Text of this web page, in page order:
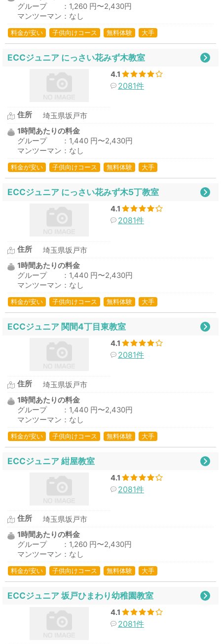
グループ ：1,260 円〜2,430円
マンツーマン：なし
料金が安い 子供向けコース 無料体験 大手
ECCジュニア にっさい花みず木教室
4.1
2081件
住所
埼玉県坂戸市
1時間あたりの料金
グループ ：1,440 円〜2,430円
マンツーマン：なし
料金が安い 子供向けコース 無料体験 大手
ECCジュニア にっさい花みず木5丁教室
4.1
2081件
住所
埼玉県坂戸市
1時間あたりの料金
グループ ：1,440 円〜2,430円
マンツーマン：なし
料金が安い 子供向けコース 無料体験 大手
ECCジュニア 関間4丁目東教室
4.1
2081件
住所
埼玉県坂戸市
1時間あたりの料金
グループ ：1,440 円〜2,430円
マンツーマン：なし
料金が安い 子供向けコース 無料体験 大手
ECCジュニア 紺屋教室
4.1
2081件
住所
埼玉県坂戸市
1時間あたりの料金
グループ ：1,260 円〜2,430円
マンツーマン：なし
料金が安い 子供向けコース 無料体験 大手
ECCジュニア 坂戸ひまわり幼稚園教室
4.1
2081件